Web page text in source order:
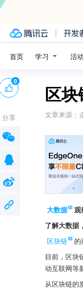
首页 学习 活动
区
文章来源：
大数据
观
了解大数据
区块链
的
目前，区块
动互联网等
从区块链的
0
分享